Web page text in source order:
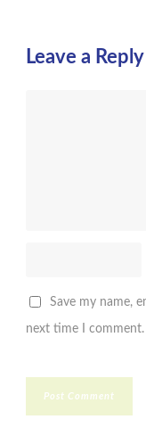
Leave a Reply
Save my name,
next time I comment.